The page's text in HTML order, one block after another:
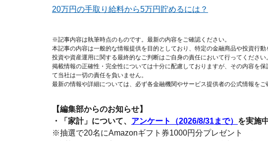
20万円の手取り給料から5万円貯めるには？
※記事内容は執筆時点のものです。最新の内容をご確認ください。
本記事の内容は一般的な情報提供を目的としており、特定の金融商品や投資行動
投資や資産運用に関する最終的なご判断はご自身の責任において行ってください。
掲載情報の正確性・完全性については十分に配慮しておりますが、その内容を
て当社は一切の責任を負いません。
最新の情報や詳細については、必ず各金融機関やサービス提供者の公式情報をご
【編集部からのお知らせ】
・「家計」について、 アンケート（2026/8/31まで） を実施
※抽選で20名にAmazonギフト券1000円分プレゼント